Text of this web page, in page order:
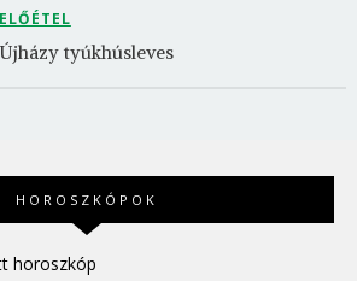
ELŐÉTEL
Újházy tyúkhúsleves
HOROSZKÓPOK
horoszkóp